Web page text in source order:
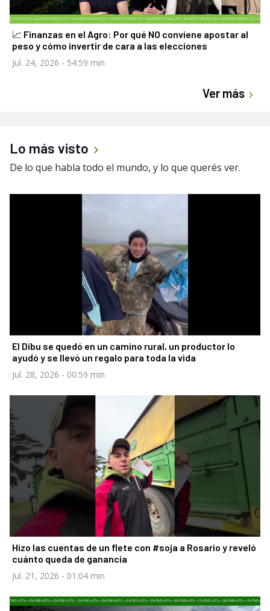
📈 Finanzas en el Agro: Por qué NO conviene apostar al
peso y cómo invertir de cara a las elecciones
Jul. 24, 2026 - 54:59 min
Ver más
Lo más visto
De lo que habla todo el mundo, y lo que querés ver.
El Dibu se quedó en un camino rural, un productor lo
ayudó y se llevó un regalo para toda la vida
Jul. 28, 2026 - 00:59 min
Hizo las cuentas de un flete con #soja a Rosario y reveló
cuánto queda de ganancia
Jul. 21, 2026 - 01:04 min